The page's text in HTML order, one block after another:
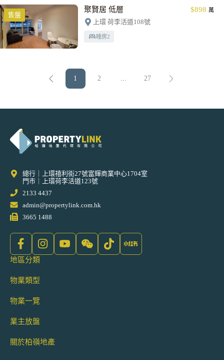
售盤
聚賢居 低層 $898 萬
上環 荷李活道108號
睡房2
1 2 ... 27
總行｜上環禧利街27號富輝商業中心1704室
門市｜上環荷李活道123號
2133 4437
admin@propertylink.com.hk
3665 1488
地區分類
物業類型
物業一覽
業主放盤
關於柏嶺地產